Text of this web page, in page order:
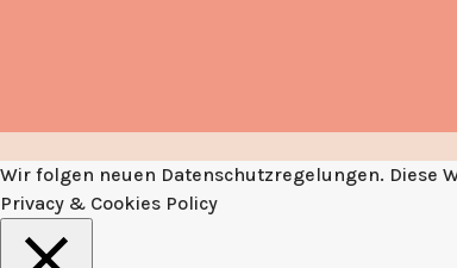
Wir folgen neuen Datenschutzregelungen. Diese
Privacy & Cookies Policy